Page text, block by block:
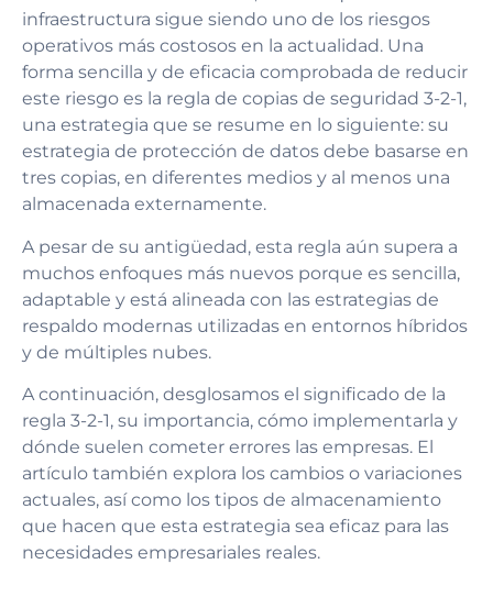
infraestructura sigue siendo uno de los riesgos
operativos más costosos en la actualidad. Una
forma sencilla y de eficacia comprobada de reducir
este riesgo es la regla de copias de seguridad 3-2-1,
una estrategia que se resume en lo siguiente: su
estrategia de protección de datos debe basarse en
tres copias, en diferentes medios y al menos una
almacenada externamente.
A pesar de su antigüedad, esta regla aún supera a
muchos enfoques más nuevos porque es sencilla,
adaptable y está alineada con las estrategias de
respaldo modernas utilizadas en entornos híbridos
y de múltiples nubes.
A continuación, desglosamos el significado de la
regla 3-2-1, su importancia, cómo implementarla y
dónde suelen cometer errores las empresas. El
artículo también explora los cambios o variaciones
actuales, así como los tipos de almacenamiento
que hacen que esta estrategia sea eficaz para las
necesidades empresariales reales.